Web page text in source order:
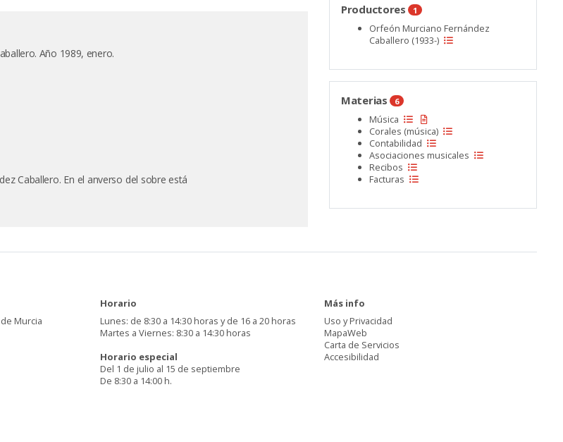
Año 1989, enero.
Caballero. En el anverso del sobre está
Productores 1
Orfeón Murciano Fernández
Caballero (1933-)
Materias 6
Música
Corales (música)
Contabilidad
Asociaciones musicales
Recibos
Facturas
Murcia
Horario
Lunes: de 8:30 a 14:30 horas y de 16 a 20 horas
Martes a Viernes: 8:30 a 14:30 horas
Horario especial
Del 1 de julio al 15 de septiembre
De 8:30 a 14:00 h.
Más info
Uso y Privacidad
MapaWeb
Carta de Servicios
Accesibilidad